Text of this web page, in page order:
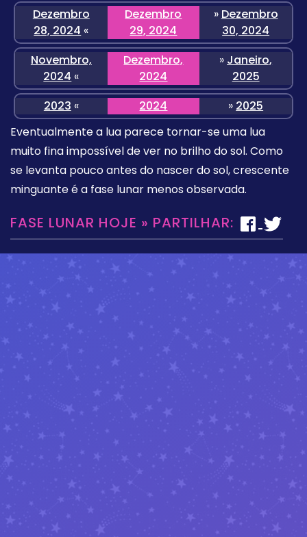
Dezembro
28, 2024 «
Dezembro
29, 2024
» Dezembro
30, 2024
Novembro,
2024 «
Dezembro,
2024
» Janeiro,
2025
2023 « 2024 » 2025
Eventualmente a lua parece tornar-se uma lua
muito fina impossível de ver no brilho do sol. Como
se levanta pouco antes do nascer do sol, crescente
minguante é a fase lunar menos observada.
FASE LUNAR HOJE » PARTILHAR: